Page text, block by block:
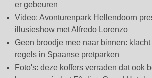
er gebeuren
Video: Avonturenpark Hellendoorn
illusieshow met Alfredo Lorenzo
Geen broodje mee naar binnen:
regels in Spaanse pretparken
Foto's: deze koffers verraden dat ook